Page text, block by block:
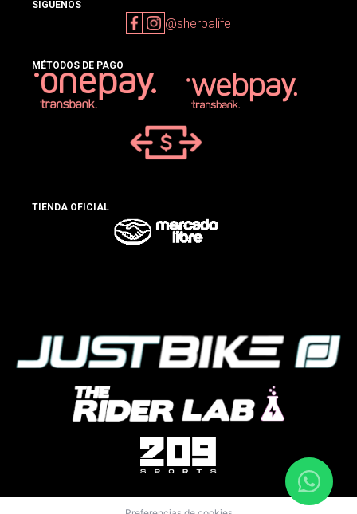
SIGUENOS
@sherpalife
MÉTODOS DE PAGO
TIENDA OFICIAL